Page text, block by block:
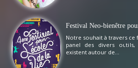
Festival Neo-bienêtre
Notre souhait à travers
panel des divers outils,
existent autour de...